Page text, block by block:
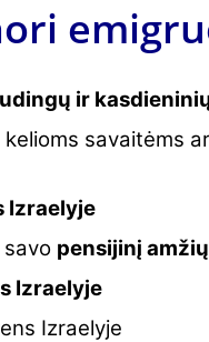
ir
kelioms savaitėms
Izraelyje
savo pensijinį
Izraelyje
Izraelyje